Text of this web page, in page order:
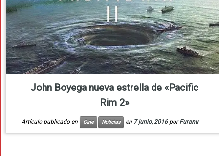
John Boyega nueva estrella de «Pacific
Rim 2»
Artículo publicado en Cine Noticias en 7 junio, 2016 porFuranu